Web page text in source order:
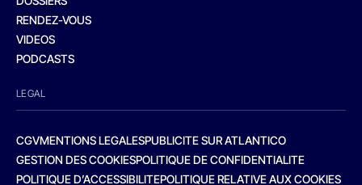
RENDEZ-VOUS
VIDEOS
PODCASTS
LEGAL
CGVMENTIONS LEGALESPUBLICITE SUR ATLANTICO
GESTION DES COOKIESPOLITIQUE DE CONFIDENTIALITE
POLITIQUE D’ACCESSIBILITEPOLITIQUE RELATIVE AUX COOKIES